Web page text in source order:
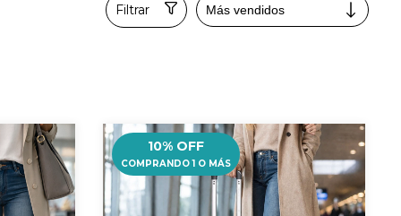
Filtrar
10% OFF
COMPRANDO 1 O MÁS